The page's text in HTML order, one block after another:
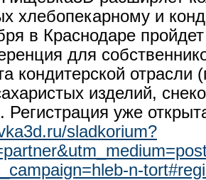
хлебопекарному и
в Краснодаре
для
кондитерской отрасли
изделий,
Регистрация уже
sladkorium?
n-